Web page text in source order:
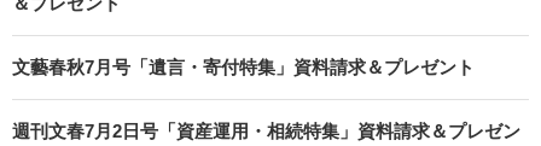
文藝春秋7月号「遺言・寄付特集」資料請求＆プレゼント
週刊文春7月2日号「資産運用・相続特集」資料請求＆プレゼン